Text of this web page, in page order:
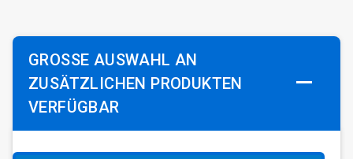
GROSSE AUSWAHL AN Z
USÄTZLICHEN PRODUKTEN V
ERFÜGBAR